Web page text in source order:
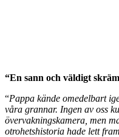
“En sann och väldigt
“Pappa kände omedelbart
våra grannar. Ingen av oss
övervakningskamera, men
otrohetshistoria hade lett